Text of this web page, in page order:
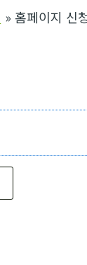
홈페이지 신